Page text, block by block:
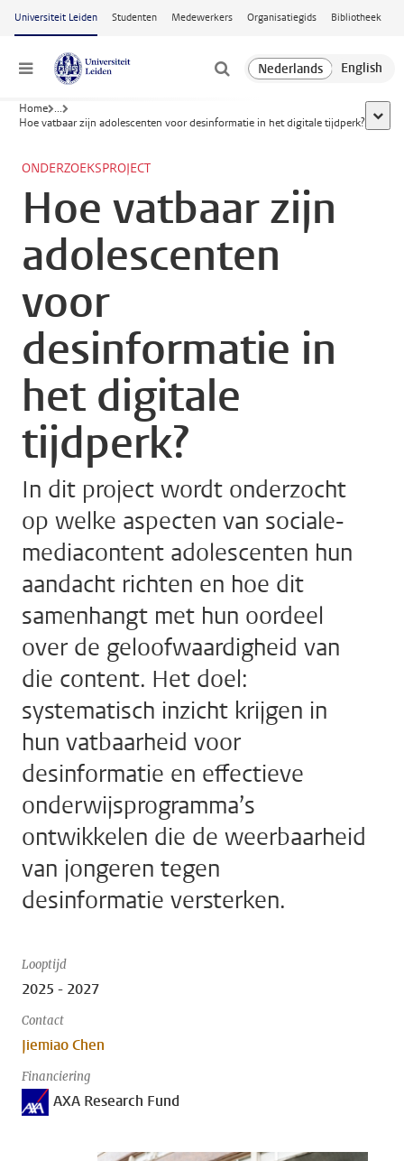
Ga naar hoofdinhoud
Universiteit Leiden Studenten Medewerkers Organisatiegids Bibliotheek
Menu
Home ...
Hoe vatbaar zijn adolescenten voor desinformatie in het digitale tijdperk? toon
ONDERZOEKSPROJECT
Hoe vatbaar zijn
adolescenten
voor
desinformatie in
het digitale
tijdperk?
In dit project wordt onderzocht
op welke aspecten van sociale-
mediacontent adolescenten hun
aandacht richten en hoe dit
samenhangt met hun oordeel
over de geloofwaardigheid van
die content. Het doel:
systematisch inzicht krijgen in
hun vatbaarheid voor
desinformatie en effectieve
onderwijsprogramma’s
ontwikkelen die de weerbaarheid
van jongeren tegen
desinformatie versterken.
Looptijd
2025 - 2027
Contact
Jiemiao Chen
Financiering
AXA Research Fund